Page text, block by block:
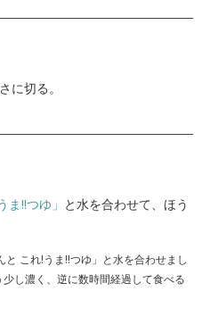
に切る。
ま!!つゆ」 と水を合わせて、ほう
と これ!うま!!つゆ」と水を合わせまし
し濃く、逆に数時間経過して食べる